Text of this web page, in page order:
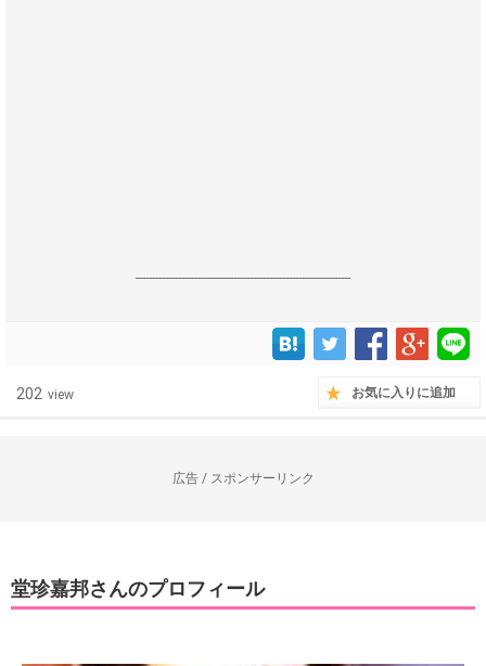
------------------------------------------------------------------
202 view お気に入りに追加
広告 / スポンサーリンク
堂珍嘉邦さんのプロフィール